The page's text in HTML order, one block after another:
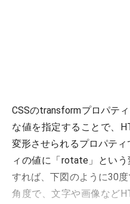
CSSのtransformプロパテ
な値を指定することで、
変形させられるプロパテ
ィの値に「rotate」とい
すれば、下図のように30
角度で、文字や画像など